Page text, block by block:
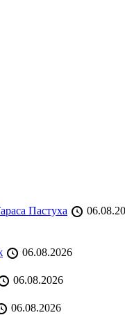
Пастуха
06.08.2026
06.08.2026
06.08.2026